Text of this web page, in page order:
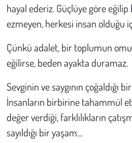
hayal ederiz. Güçlüye göre eğilip
ezmeyen, herkesi insan olduğu
Çünkü adalet, bir toplumun
eğilirse, beden ayakta duramaz.
Sevginin ve saygının çoğaldığı
İnsanların birbirine tahammül
değer verdiği, farklılıkların
sayıldığı bir yaşam…